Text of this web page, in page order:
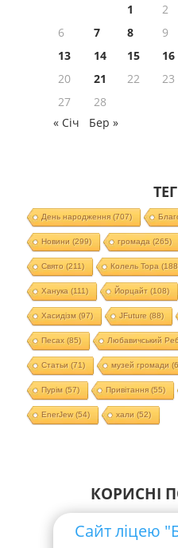
1
2
6
7 8 9
13
14 15 16
20
21 22 23
27
28
« Січ
Бер »
День народження(707)
Новини (299) громада (265)
Свято (211) Колель Тора
Ханука (111) Йорцайт (108)
Хасидізм (97) JFuture (88)
Песах(85) Любавичський
Статьи (71) музей громади
Пурім (57) Привітання(55)
EnerJew(54) хали (52)
КОРИСНІ
Сайт ліцею